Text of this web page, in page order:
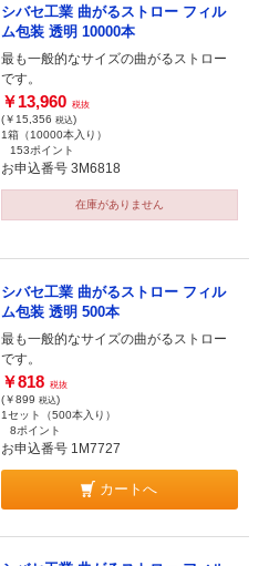
シバセ工業 曲がるストロー フィル
ム包装 透明 10000本
最も一般的なサイズの曲がるストロー
です。
￥13,960 税抜
(￥15,356 税込)
1箱（10000本入り）
153ポイント
お申込番号 3M6818
在庫がありません
シバセ工業 曲がるストロー フィル
ム包装 透明 500本
最も一般的なサイズの曲がるストロー
です。
￥818 税抜
(￥899 税込)
1セット（500本入り）
8ポイント
お申込番号 1M7727
カートへ